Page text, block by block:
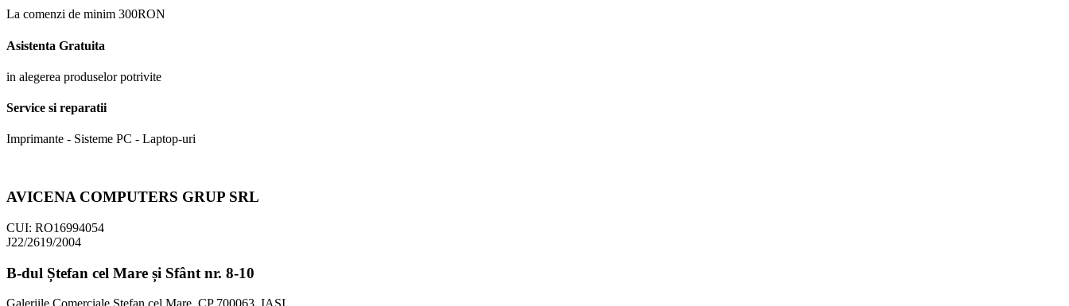
La comenzi de minim 300RON
Asistenta Gratuita
in alegerea produselor potrivite
Service si reparatii
Imprimante - Sisteme PC - Laptop-uri
AVICENA COMPUTERS GRUP SRL
CUI: RO16994054
J22/2619/2004
B-dul Ștefan cel Mare și Sfânt nr. 8-10